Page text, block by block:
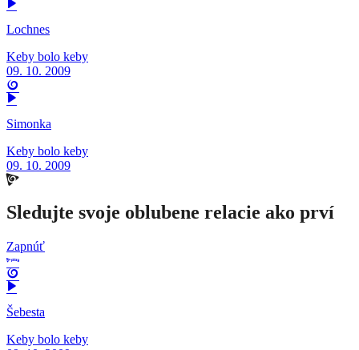
Lochnes
Keby bolo keby
09. 10. 2009
Simonka
Keby bolo keby
09. 10. 2009
Sledujte svoje oblubene relacie ako prví
Zapnúť
Šebesta
Keby bolo keby